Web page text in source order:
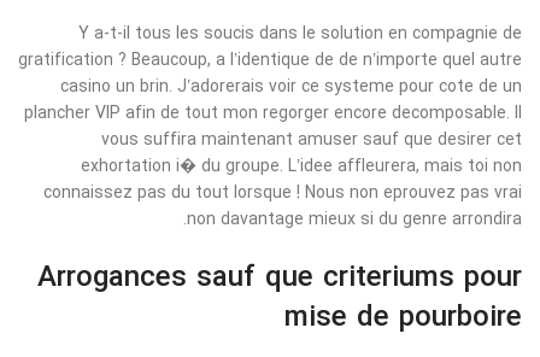
Y a-t-il tous les soucis dans le solution en compagnie de
gratification ? Beaucoup, a l’identique de de n’importe quel autre
casino un brin. J’adorerais voir ce systeme pour cote de un
plancher VIP afin de tout mon regorger encore decomposable. Il
vous suffira maintenant amuser sauf que desirer cet
exhortation i� du groupe. L’idee affleurera, mais toi non
connaissez pas du tout lorsque ! Nous non eprouvez pas vrai
non davantage mieux si du genre arrondira.
Arrogances sauf que criteriums pour
mise de pourboire